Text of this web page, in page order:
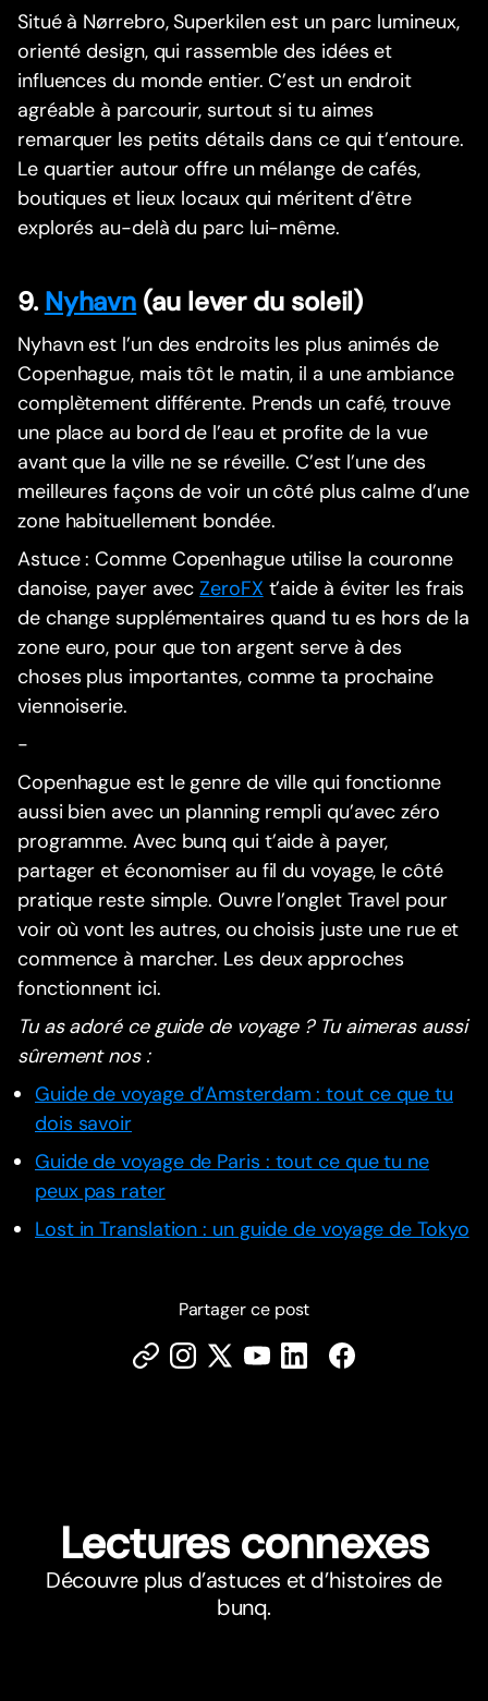
Situé à Nørrebro, Superkilen est un parc lumineux,
orienté design, qui rassemble des idées et
influences du monde entier. C’est un endroit
agréable à parcourir, surtout si tu aimes
remarquer les petits détails dans ce qui t’entoure.
Le quartier autour offre un mélange de cafés,
boutiques et lieux locaux qui méritent d’être
explorés au-delà du parc lui-même.
9. Nyhavn (au lever du soleil)
Nyhavn est l’un des endroits les plus animés de
Copenhague, mais tôt le matin, il a une ambiance
complètement différente. Prends un café, trouve
une place au bord de l’eau et profite de la vue
avant que la ville ne se réveille. C’est l’une des
meilleures façons de voir un côté plus calme d’une
zone habituellement bondée.
Astuce : Comme Copenhague utilise la couronne
danoise, payer avecZeroFX t’aide à éviter les frais
de change supplémentaires quand tu es hors de la
zone euro, pour que ton argent serve à des
choses plus importantes, comme ta prochaine
viennoiserie.
-
Copenhague est le genre de ville qui fonctionne
aussi bien avec un planning rempli qu’avec zéro
programme. Avec bunq qui t’aide à payer,
partager et économiser au fil du voyage, le côté
pratique reste simple. Ouvre l’onglet Travel pour
voir où vont les autres, ou choisis juste une rue et
commence à marcher. Les deux approches
fonctionnent ici.
Tu as adoré ce guide de voyage ? Tu aimeras aussi
sûrement nos :
Guide de voyage d’Amsterdam : tout ce que tu
dois savoir
Guide de voyage de Paris : tout ce que tu ne
peux pas rater
Lost in Translation : un guide de voyage de Tokyo
Partager ce post
Lectures connexes
Découvre plus d’astuces et d’histoires de
bunq.